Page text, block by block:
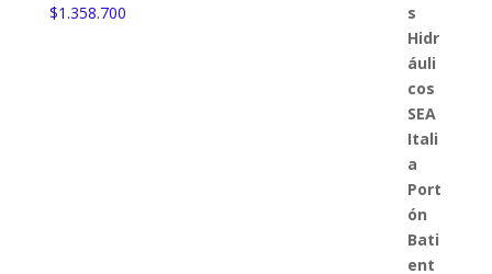
$1.358.700